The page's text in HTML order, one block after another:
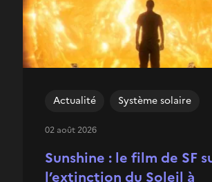
Sunshine : le film de SF
l’extinction du Soleil à
Actualité Système solaire
02 août 2026